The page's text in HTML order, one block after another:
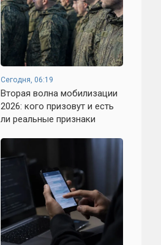
Сегодня, 06:19
Вторая волна мобилизации
2026: кого призовут и есть
ли реальные признаки